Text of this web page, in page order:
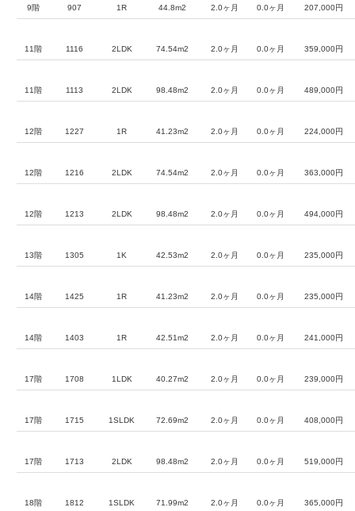
9階 907 1R 44.8m2 2.0ヶ月 0.0ヶ月 207,000円
11階 1116 2LDK 74.54m2 2.0ヶ月 0.0ヶ月 359,000円
11階 1113 2LDK 98.48m2 2.0ヶ月 0.0ヶ月 489,000円
12階 1227 1R 41.23m2 2.0ヶ月 0.0ヶ月 224,000円
12階 1216 2LDK 74.54m2 2.0ヶ月 0.0ヶ月 363,000円
12階 1213 2LDK 98.48m2 2.0ヶ月 0.0ヶ月 494,000円
13階 1305 1K 42.53m2 2.0ヶ月 0.0ヶ月 235,000円
14階 1425 1R 41.23m2 2.0ヶ月 0.0ヶ月 235,000円
14階 1403 1R 42.51m2 2.0ヶ月 0.0ヶ月 241,000円
17階 1708 1LDK 40.27m2 2.0ヶ月 0.0ヶ月 239,000円
17階 1715 1SLDK 72.69m2 2.0ヶ月 0.0ヶ月 408,000円
17階 1713 2LDK 98.48m2 2.0ヶ月 0.0ヶ月 519,000円
18階 1812 1SLDK 71.99m2 2.0ヶ月 0.0ヶ月 365,000円